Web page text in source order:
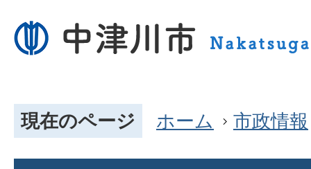
現在のページ ホーム 市政情報